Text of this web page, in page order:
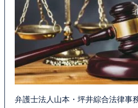
弁護士法人山本・坪井綜合法律事